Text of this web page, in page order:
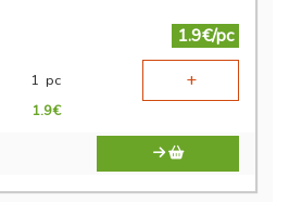
1.9€/pc
1 pc +
1.9€